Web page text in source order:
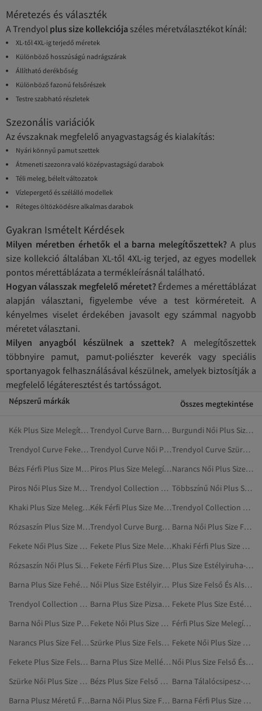
Méretezés és választék
A Trendyol plus size kollekciója széles méretválasztékot kínál:
XL-től 4XL-ig terjedő méretek
Különböző hosszúságú nadrágszárak
Állítható derékbőség
Különböző fazonú felsőrészek
Testre szabható részletek
Szezonális variációk
Az évszaknak megfelelő anyagvastagság és kialakítás:
Nyári könnyű pamut szettek
Átmeneti szezonra való középvastagságú darabok
Téli meleg, bélelt változatok
Vízlepergető és szélálló modellek
Réteges öltözködésre alkalmas darabok
Gyakran Ismételt Kérdések
Milyen méretben érhetők el a barna melegítőszettek? A plus
size kollekció általában XL-től 4XL-ig terjed, az egyes modellek
pontos mérettáblázata a termékleírásnál található.
Hogyan válasszak megfelelő méretet? Érdemes a mérettáblázat
alapján választani, figyelembe véve a test körméreteit. A
kényelmes viselet érdekében javasolt egy számmal nagyobb
méretet választani.
Milyen anyagból készülnek a szettek? A melegítőszettek
többnyire pamut, pamut-poliészter keverék vagy speciális
sportanyagok felhasználásával készülnek, amelyek biztosítják a
megfelelő légáteresztést és tartósságot.
Népszerű márkák Összes megtekintése
Kék Plus Size Melegítő Szettek Trendyol Curve Barna Plus Size Melegítő Szettek
Burgundi Női Plus Size Melegítő Szettek
Trendyol Curve Fekete Plus Size Melegítő Szettek
Trendyol Curve Női Plus Size Melegítő Szettek
Trendyol Curve Szürke Plus Size Melegítő Szettek
Bézs Férfi Plus Size Melegítő Szettek
Piros Plus Size Melegítő Szettek
Narancs Női Plus Size Melegítő Szettek
Piros Női Plus Size Melegítő Szettek
Trendyol Collection Férfi Plus Size Melegítő Szettek
Többszínű Női Plus Size Melegítő Szettek
Khaki Plus Size Melegítő Szettek
Kék Férfi Plus Size Melegítő Szettek
Trendyol Collection Khaki Plus Size Melegítő Szettek
Rózsaszín Plus Size Melegítő Szettek
Trendyol Curve Burgundi Plus Size Melegítő Szettek
Barna Női Plus Size Felső És Alsó Szett
Fekete Női Plus Size Melegítő Szettek
Fekete Plus Size Melegítő Szettek
Khaki Férfi Plus Size Melegítő Szettek
Rózsaszín Női Plus Size Melegítő Szettek
Fekete Férfi Plus Size Melegítő Szettek
Plus Size Estélyiruha-szettek
Barna Plus Size Fehérnemű
Női Plus Size Estélyiruha-szettek
Plus Size Felső És Alsó Szett
Trendyol Collection Kék Plus Size Melegítő Szettek
Barna Plus Size Pizsamaszettek
Fekete Plus Size Estélyiruha-szettek
Barna Női Plus Size Pizsamaszettek
Fekete Női Plus Size Felső És Alsó Szett
Férfi Plus Size Melegítő Szettek
Narancs Plus Size Felső És Alsó Szett
Szürke Plus Size Felső És Alsó Szett
Fekete Női Plus Size Estélyiruha-szettek
Fekete Plus Size Felső És Alsó Szett
Barna Plus Size Mellények
Női Plus Size Felső És Alsó Szett
Szürke Női Plus Size Felső És Alsó Szett
Bézs Plus Size Felső És Alsó Szett
Barna Tálalócsipesz-szettek
Barna Plusz Méretű Fehérnemű
Barna Női Plus Size Fehérnemű
Barna Férfi Plus Size Pizsamaszettek